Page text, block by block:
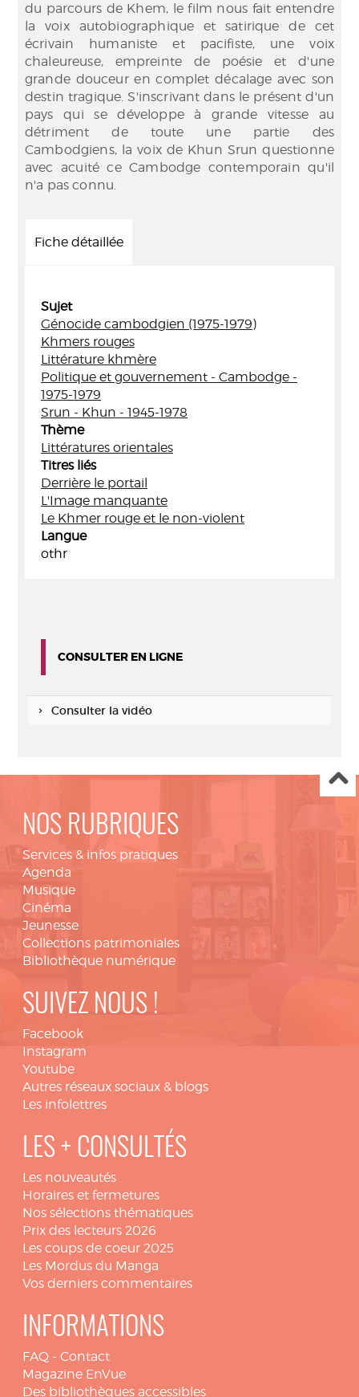
du parcours de Khem, le film nous fait entendre
la voix autobiographique et satirique de cet
écrivain humaniste et pacifiste, une voix
chaleureuse, empreinte de poésie et d'une
grande douceur en complet décalage avec son
destin tragique. S'inscrivant dans le présent d'un
pays qui se développe à grande vitesse au
détriment de toute une partie des
Cambodgiens, la voix de Khun Srun questionne
avec acuité ce Cambodge contemporain qu'il
n'a pas connu.
Fiche détaillée
Sujet
Génocide cambodgien (1975-1979)
Khmers rouges
Littérature khmère
Politique et gouvernement - Cambodge -
1975-1979
Srun - Khun - 1945-1978
Thème
Littératures orientales
Titres liés
Derrière le portail
L'Image manquante
Le Khmer rouge et le non-violent
Langue
othr
CONSULTER EN LIGNE
Consulter la vidéo
NOS RUBRIQUES
Services & infos pratiques
Agenda
Musique
Cinéma
Jeunesse
Collections patrimoniales
Bibliothèque numérique
SUIVEZ NOUS !
Facebook
Instagram
Youtube
Autres réseaux sociaux & blogs
Les infolettres
LES + CONSULTÉS
Les nouveautés
Horaires et fermetures
Nos sélections thématiques
Prix des lecteurs 2026
Les coups de coeur 2025
Les Mordus du Manga
Vos derniers commentaires
INFORMATIONS
FAQ - Contact
Magazine EnVue
Des bibliothèques accessibles